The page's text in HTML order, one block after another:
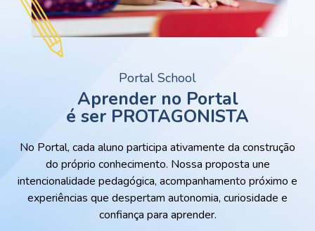
Portal School
Aprender no Portal
é ser PROTAGONISTA
No Portal, cada aluno participa ativamente da construção
do próprio conhecimento. Nossa proposta une
intencionalidade pedagógica, acompanhamento próximo e
experiências que despertam autonomia, curiosidade e
confiança para aprender.